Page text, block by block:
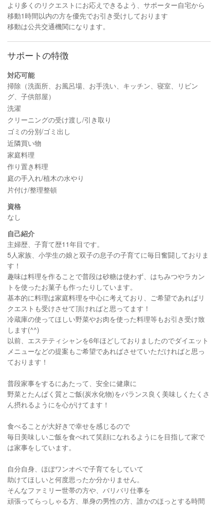
より多くのリクエストにお応えできるよう、サポーター自宅から
移動1時間以内の方を優先でお引き受けしております
移動は公共交通機関になります。
サポートの特徴
対応可能
掃除（洗面所、お風呂場、お手洗い、キッチン、寝室、リビン
グ、子供部屋）
洗濯
クリーニングの受け渡し/引き取り
ゴミの分別/ゴミ出し
近隣買い物
家庭料理
作り置き料理
庭の手入れ/植木の水やり
片付け/整理整頓
資格
なし
自己紹介
主婦歴、子育て歴11年目です。
5人家族、小学生の娘と双子の息子の子育てに毎日奮闘しておりま
す！
趣味は料理を作ることで普段は砂糖は使わず、はちみつやラカン
トを使ったお菓子も作ったりしています。
基本的に料理は家庭料理を中心に考えており、ご希望であればリ
クエストも受けさせて頂ければと思ってます！
冷蔵庫の使ってほしい野菜やお肉を使った料理等もお引き受け致
します(^^)
以前、エステティシャンを6年ほどしておりましたのでダイエット
メニューなどの提案もご希望であればさせていただければと思っ
ております！
普段家事をするにあたって、安全に健康に
野菜とたんぱく質とご飯(炭水化物)をバランス良く美味しくたくさ
ん摂れるようにを心がけてます！
食べることが大好きで幸せを感じるので
毎日美味しいご飯を食べれて笑顔になれるようにを目指して家で
は家事をしています。
自分自身、ほぼワンオペで子育てをしていて
助けてほしいと何度思ったか分かりません。
そんなファミリー世帯の方や、バリバリ仕事を
頑張ってらっしゃる方、単身の男性の方、誰かのほっとする時間